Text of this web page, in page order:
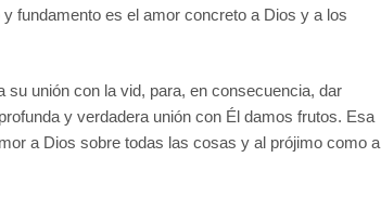
fundamento es el amor concreto a Dios y a los
unión con la vid, para, en consecuencia, dar
y verdadera unión con Él damos frutos. Esa
a Dios sobre todas las cosas y al prójimo como a